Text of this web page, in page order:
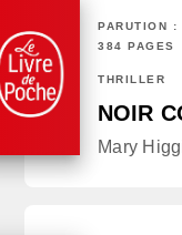
PARUTION
384 PAGES
THRILLER
NOIR
Mary